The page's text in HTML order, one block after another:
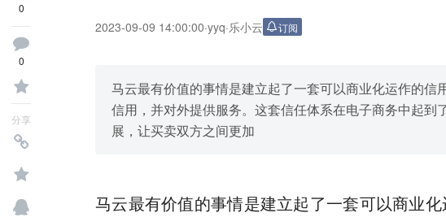
0
0
分享
2023-09-09 14:00:00·yyq·乐小云 订阅
马云最有价值的事情是建立起了一套可以商业化运作的信
信用，并对外提供服务。这套信任体系在电子商务中起到
展，让买卖双方之间更加
马云最有价值的事情是建立起了一套可以商业